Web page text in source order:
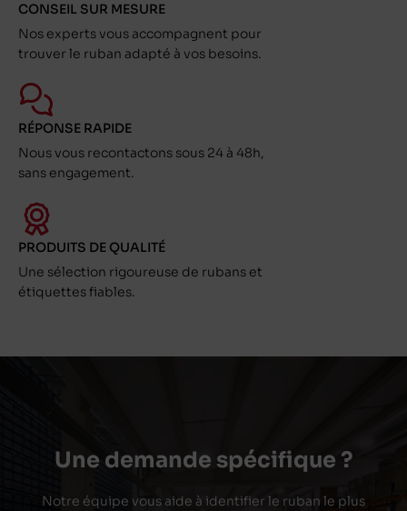
CONSEIL SUR MESURE
Nos experts vous accompagnent pour
trouver le ruban adapté à vos besoins.
RÉPONSE RAPIDE
Nous vous recontactons sous 24 à 48h,
sans engagement.
PRODUITS DE QUALITÉ
Une sélection rigoureuse de rubans et
étiquettes fiables.
Une demande spécifique ?
Notre équipe vous aide à identifier le ruban le plus